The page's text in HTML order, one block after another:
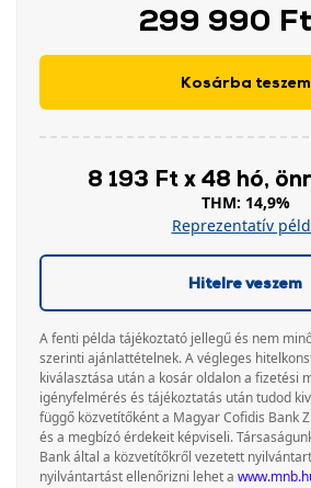
299 990 Ft
Kosárba teszem
8 193 Ft x 48 hó,
THM: 14,9%
Reprezentatív
Hitelre veszem
A fenti példa tájékoztató jellegű és nem
szerinti ajánlattételnek. A végleges
kiválasztása után a kosár oldalon a fizetési
igényfelmérés és tájékoztatás után tudod
függő közvetítőként a Magyar Cofidis Bank
és a megbízó érdekeit képviseli.
Bank által a közvetítőkről vezetett
nyilvántartást ellenőrizni lehet a